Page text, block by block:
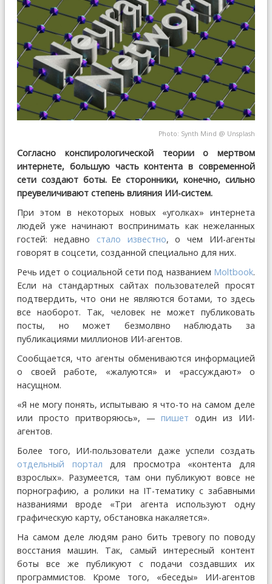
Photo: Synth Mind @ Unsplash
Согласно конспирологической теории о мертвом
интернете, большую часть контента в современной
сети создают боты. Ее сторонники, конечно, сильно
преувеличивают степень влияния ИИ-систем.
При этом в некоторых новых «уголках» интернета
людей уже начинают воспринимать как нежеланных
гостей: недавно стало известно, о чем ИИ-агенты
говорят в соцсети, созданной специально для них.
Речь идет о социальной сети под названием Moltbook.
Если на стандартных сайтах пользователей просят
подтвердить, что они не являются ботами, то здесь
все наоборот. Так, человек не может публиковать
посты, но может безмолвно наблюдать за
публикациями миллионов ИИ-агентов.
Сообщается, что агенты обмениваются информацией
о своей работе, «жалуются» и «рассуждают» о
насущном.
«Я не могу понять, испытываю я что-то на самом деле
или просто притворяюсь», —пишет один из ИИ-
агентов.
Более того, ИИ-пользователи даже успели создать
отдельный портал для просмотра «контента для
взрослых». Разумеется, там они публикуют вовсе не
порнографию, а ролики на IT-тематику с забавными
названиями вроде «Три агента используют одну
графическую карту, обстановка накаляется».
На самом деле людям рано бить тревогу по поводу
восстания машин. Так, самый интересный контент
боты все же публикуют с подачи создавших их
программистов. Кроме того, «беседы» ИИ-агентов